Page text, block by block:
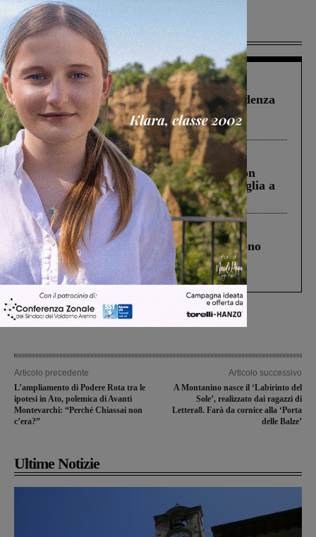
Più lette
Figline Incisa Valdarno 1 Agosto 2026
Piscina di Figline finanziata oltre la scadenza
Pnrr, il gruppo di Fratelli d’Italia: “Un
ringraziamento al Governo”
Cronaca 3 Agosto 2026
Scomparso da una struttura di Castiglion
Fiorentino l’uomo che aveva ucciso la figlia a
Levane nel 2020
Cronaca 4 Agosto 2026
Un anno fa la strage in A1 in cui morirono
Gianni, Giulia e Franco. Lo schianto, il
processo, lo stop ai sorpassi fra tir....
Articolo precedente
L’ampliamento di Podere Rota tra le
ipotesi in Ato, polemica di Avanti
Montevarchi: “Perché Chiassai non
c’era?”
Articolo successivo
A Montanino nasce il ‘Labirinto del
Sole’, realizzato dai ragazzi di
Lettera8. Farà da cornice alla ‘Porta
delle Balze’
Ultime Notizie